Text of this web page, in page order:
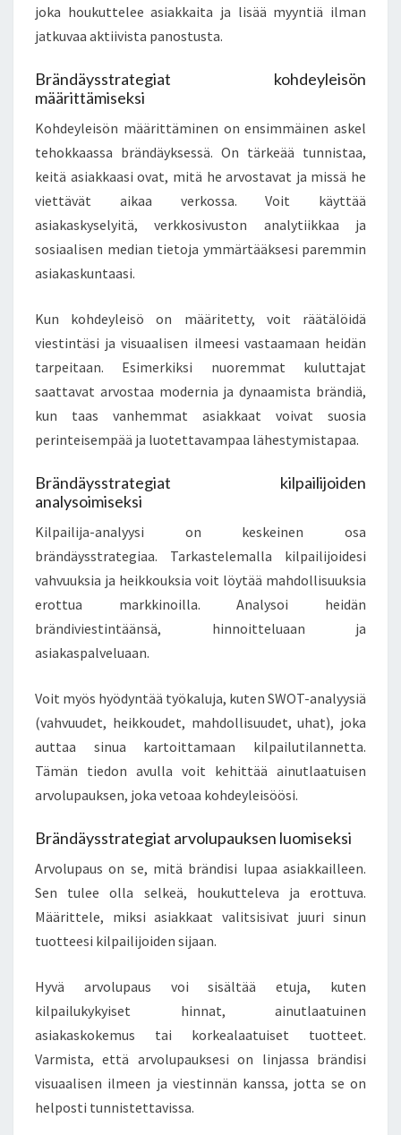
joka houkuttelee asiakkaita ja lisää myyntiä ilman
jatkuvaa aktiivista panostusta.
Brändäysstrategiat kohdeyleisön
määrittämiseksi
Kohdeyleisön määrittäminen on ensimmäinen askel
tehokkaassa brändäyksessä. On tärkeää tunnistaa,
keitä asiakkaasi ovat, mitä he arvostavat ja missä he
viettävät aikaa verkossa. Voit käyttää
asiakaskyselyitä, verkkosivuston analytiikkaa ja
sosiaalisen median tietoja ymmärtääksesi paremmin
asiakaskuntaasi.
Kun kohdeyleisö on määritetty, voit räätälöidä
viestintäsi ja visuaalisen ilmeesi vastaamaan heidän
tarpeitaan. Esimerkiksi nuoremmat kuluttajat
saattavat arvostaa modernia ja dynaamista brändiä,
kun taas vanhemmat asiakkaat voivat suosia
perinteisempää ja luotettavampaa lähestymistapaa.
Brändäysstrategiat kilpailijoiden
analysoimiseksi
Kilpailija-analyysi on keskeinen osa
brändäysstrategiaa. Tarkastelemalla kilpailijoidesi
vahvuuksia ja heikkouksia voit löytää mahdollisuuksia
erottua markkinoilla. Analysoi heidän
brändiviestintäänsä, hinnoitteluaan ja
asiakaspalveluaan.
Voit myös hyödyntää työkaluja, kuten SWOT-analyysiä
(vahvuudet, heikkoudet, mahdollisuudet, uhat), joka
auttaa sinua kartoittamaan kilpailutilannetta.
Tämän tiedon avulla voit kehittää ainutlaatuisen
arvolupauksen, joka vetoaa kohdeyleisöösi.
Brändäysstrategiat arvolupauksen luomiseksi
Arvolupaus on se, mitä brändisi lupaa asiakkailleen.
Sen tulee olla selkeä, houkutteleva ja erottuva.
Määrittele, miksi asiakkaat valitsisivat juuri sinun
tuotteesi kilpailijoiden sijaan.
Hyvä arvolupaus voi sisältää etuja, kuten
kilpailukykyiset hinnat, ainutlaatuinen
asiakaskokemus tai korkealaatuiset tuotteet.
Varmista, että arvolupauksesi on linjassa brändisi
visuaalisen ilmeen ja viestinnän kanssa, jotta se on
helposti tunnistettavissa.